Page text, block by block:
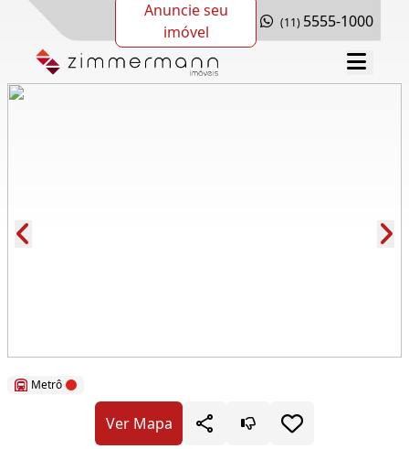
Anuncie seu
imóvel
(11) 5555-1000
Metrô
Ver Mapa